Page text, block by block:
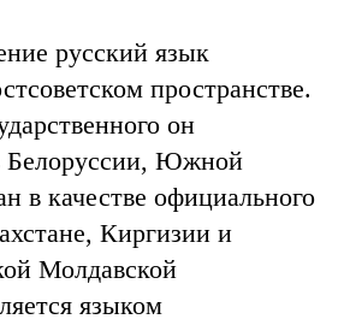
русский язык
пространстве.
он
Белоруссии, Южной
в качестве официального
Киргизии и
Молдавской
языком